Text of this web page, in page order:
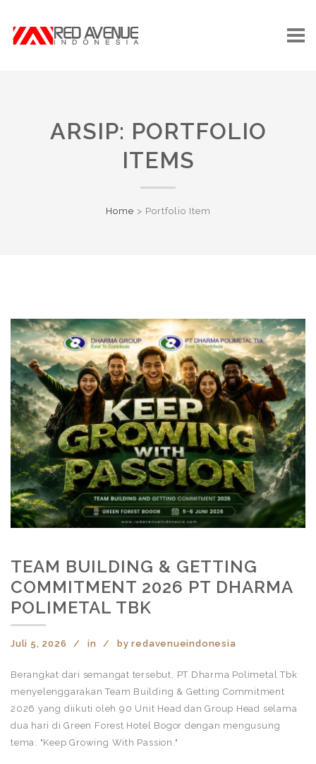
ARSIP: PORTFOLIO
ITEMS
Home > Portfolio Item
TEAM BUILDING & GETTING
COMMITMENT 2026 PT DHARMA
POLIMETAL TBK
Juli 5, 2026 in byredavenueindonesia
Berangkat dari semangat tersebut, PT Dharma Polimetal Tbk
menyelenggarakan Team Building & Getting Commitment
2026 yang diikuti oleh 90 Unit Head dan Group Head selama
dua hari di Green Forest Hotel Bogor dengan mengusung
tema: "Keep Growing With Passion."